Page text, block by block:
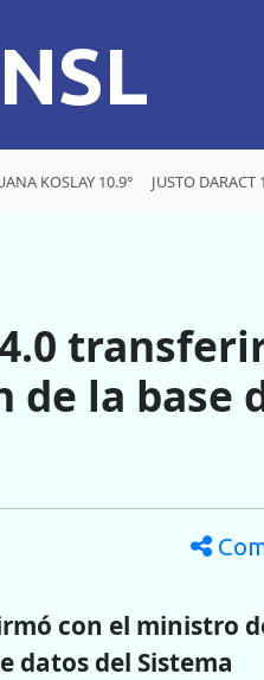
KOSLAY 10.9° JUSTO DARACT
la base
con el ministro
datos del Sistema